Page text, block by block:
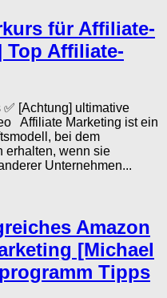
für Affiliate-
Top Affiliate-
[Achtung] ultimative
Affiliate Marketing ist ein
bei dem
erhalten, wenn sie
Unternehmen...
Amazon
[Michael
Tipps